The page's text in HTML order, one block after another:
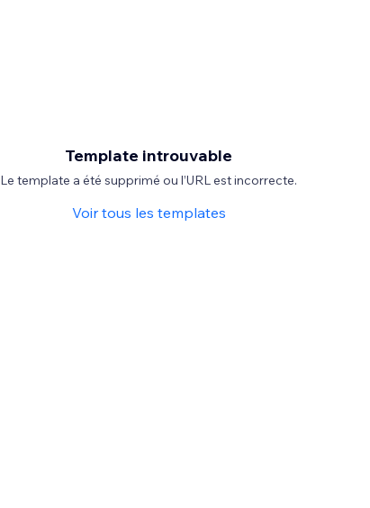
Template introuvable
Le template a été supprimé ou l’URL est incorrecte.
Voir tous les templates